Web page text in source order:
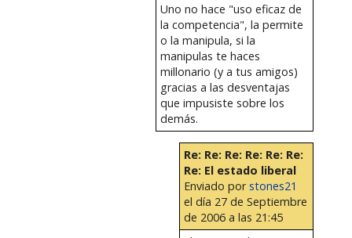
Uno no hace "uso eficaz de
la competencia", la permite
o la manipula, si la
manipulas te haces
millonario (y a tus amigos)
gracias a las desventajas
que impusiste sobre los
demás.
Re: Re: Re: Re: Re: Re:
Re: El estado liberal
Enviado porstones21
el día 27 de Septiembre
de 2006 a las 21:45